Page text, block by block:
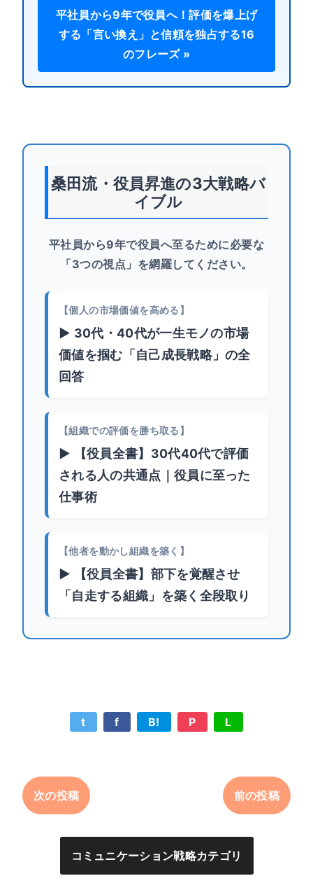
平社員から9年で役員へ！評価を爆上げ
する「言い換え」と信頼を独占する16
のフレーズ »
桑田流・役員昇進の3大戦略バ
イブル
平社員から9年で役員へ至るために必要な
「3つの視点」を網羅してください。
【個人の市場価値を高める】
▶ 30代・40代が一生モノの市場
価値を掴む「自己成長戦略」の全
回答
【組織での評価を勝ち取る】
▶ 【役員全書】30代40代で評価
される人の共通点｜役員に至った
仕事術
【他者を動かし組織を築く】
▶ 【役員全書】部下を覚醒させ
「自走する組織」を築く全段取り
t f B! P L
次の投稿 前の投稿
コミュニケーション戦略カテゴリ